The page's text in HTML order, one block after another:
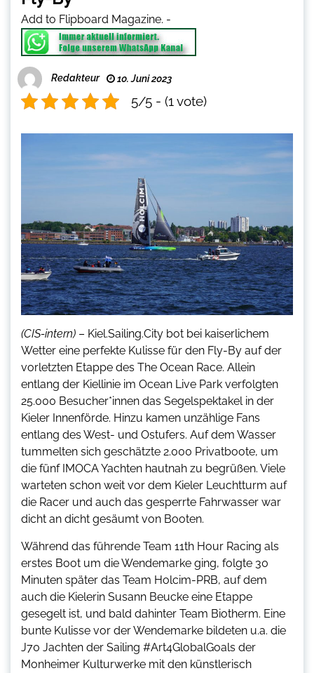
Add to Flipboard Magazine. -
Redakteur 10. Juni 2023
5/5 - (1 vote)
(CIS-intern) – Kiel.Sailing.City bot bei kaiserlichem
Wetter eine perfekte Kulisse für den Fly-By auf der
vorletzten Etappe des The Ocean Race. Allein
entlang der Kiellinie im Ocean Live Park verfolgten
25.000 Besucher*innen das Segelspektakel in der
Kieler Innenförde. Hinzu kamen unzählige Fans
entlang des West- und Ostufers. Auf dem Wasser
tummelten sich geschätzte 2.000 Privatboote, um
die fünf IMOCA Yachten hautnah zu begrüßen. Viele
warteten schon weit vor dem Kieler Leuchtturm auf
die Racer und auch das gesperrte Fahrwasser war
dicht an dicht gesäumt von Booten.
Während das führende Team 11th Hour Racing als
erstes Boot um die Wendemarke ging, folgte 30
Minuten später das Team Holcim-PRB, auf dem
auch die Kielerin Susann Beucke eine Etappe
gesegelt ist, und bald dahinter Team Biotherm. Eine
bunte Kulisse vor der Wendemarke bildeten u.a. die
J70 Jachten der Sailing #Art4GlobalGoals der
Monheimer Kulturwerke mit den künstlerisch